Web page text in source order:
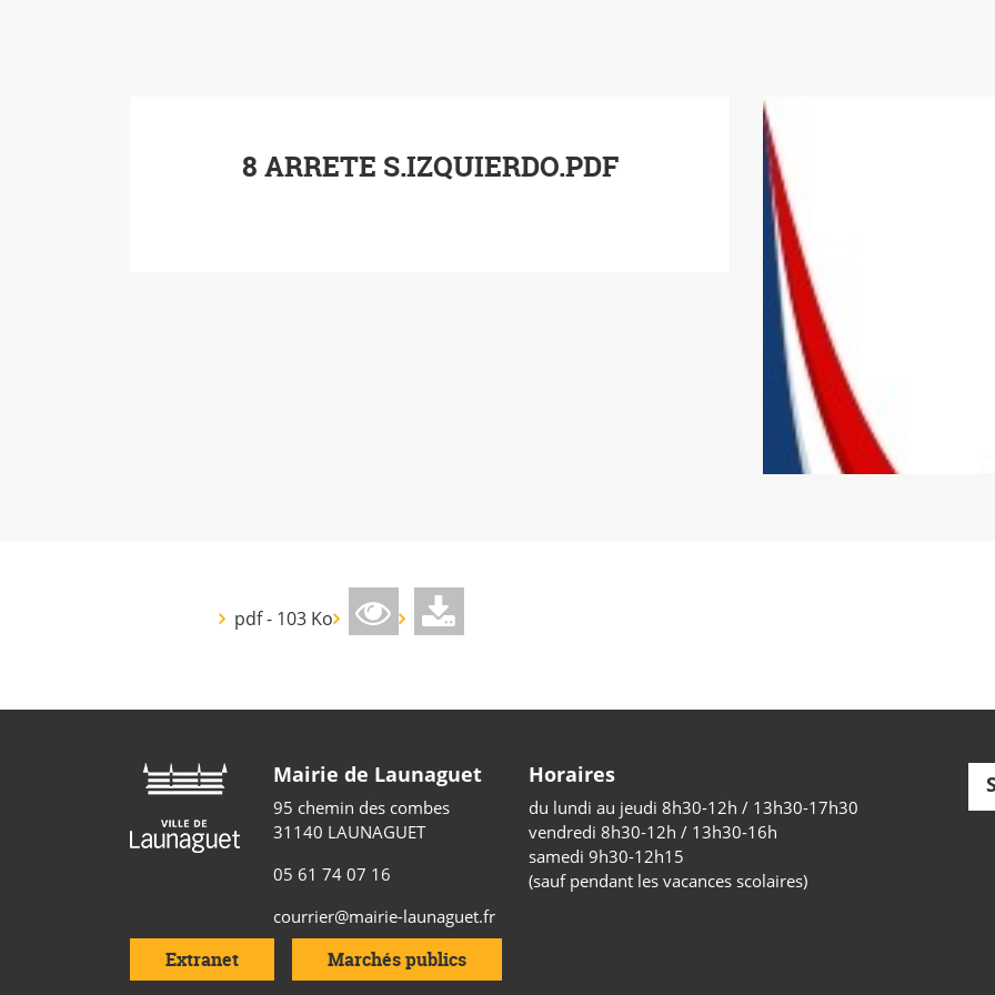
8 ARRETE S.IZQUIERDO.PDF
pdf - 103 Ko
Mairie de Launaguet
95 chemin des combes
31140 LAUNAGUET
05 61 74 07 16
courrier@mairie-launaguet.fr
Horaires
du lundi au jeudi 8h30-12h / 13h30-17h30
vendredi 8h30-12h / 13h30-16h
samedi 9h30-12h15
(sauf pendant les vacances scolaires)
Extranet Marchés publics